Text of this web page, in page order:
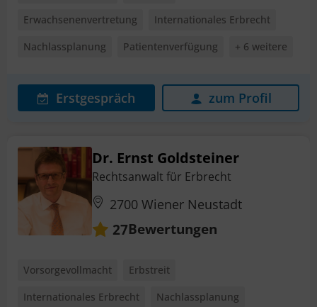
Erwachsenenvertretung
Internationales Erbrecht
Nachlassplanung
Patientenverfügung + 6 weitere
Erstgespräch zum Profil
Dr. Ernst Goldsteiner
Rechtsanwalt für Erbrecht
2700 Wiener Neustadt
27Bewertungen
Vorsorgevollmacht
Erbstreit
Internationales Erbrecht
Nachlassplanung